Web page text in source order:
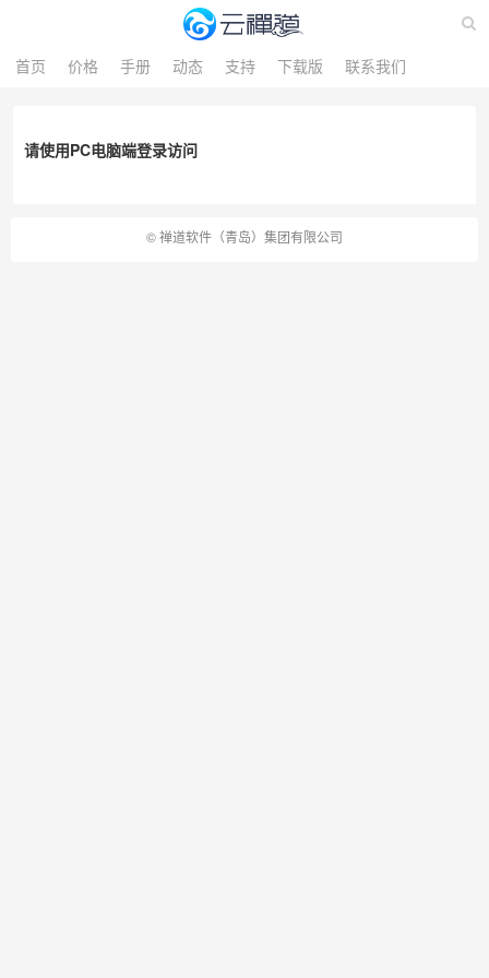
首页 价格 手册 动态 支持 下载版 联系我们
请使用PC电脑端登录访问
©禅道软件（青岛）集团有限公司